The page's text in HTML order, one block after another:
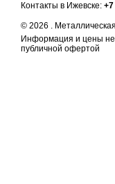
Контакты в Ижевске:
© 2026 .
Информация и цены
публичной офертой